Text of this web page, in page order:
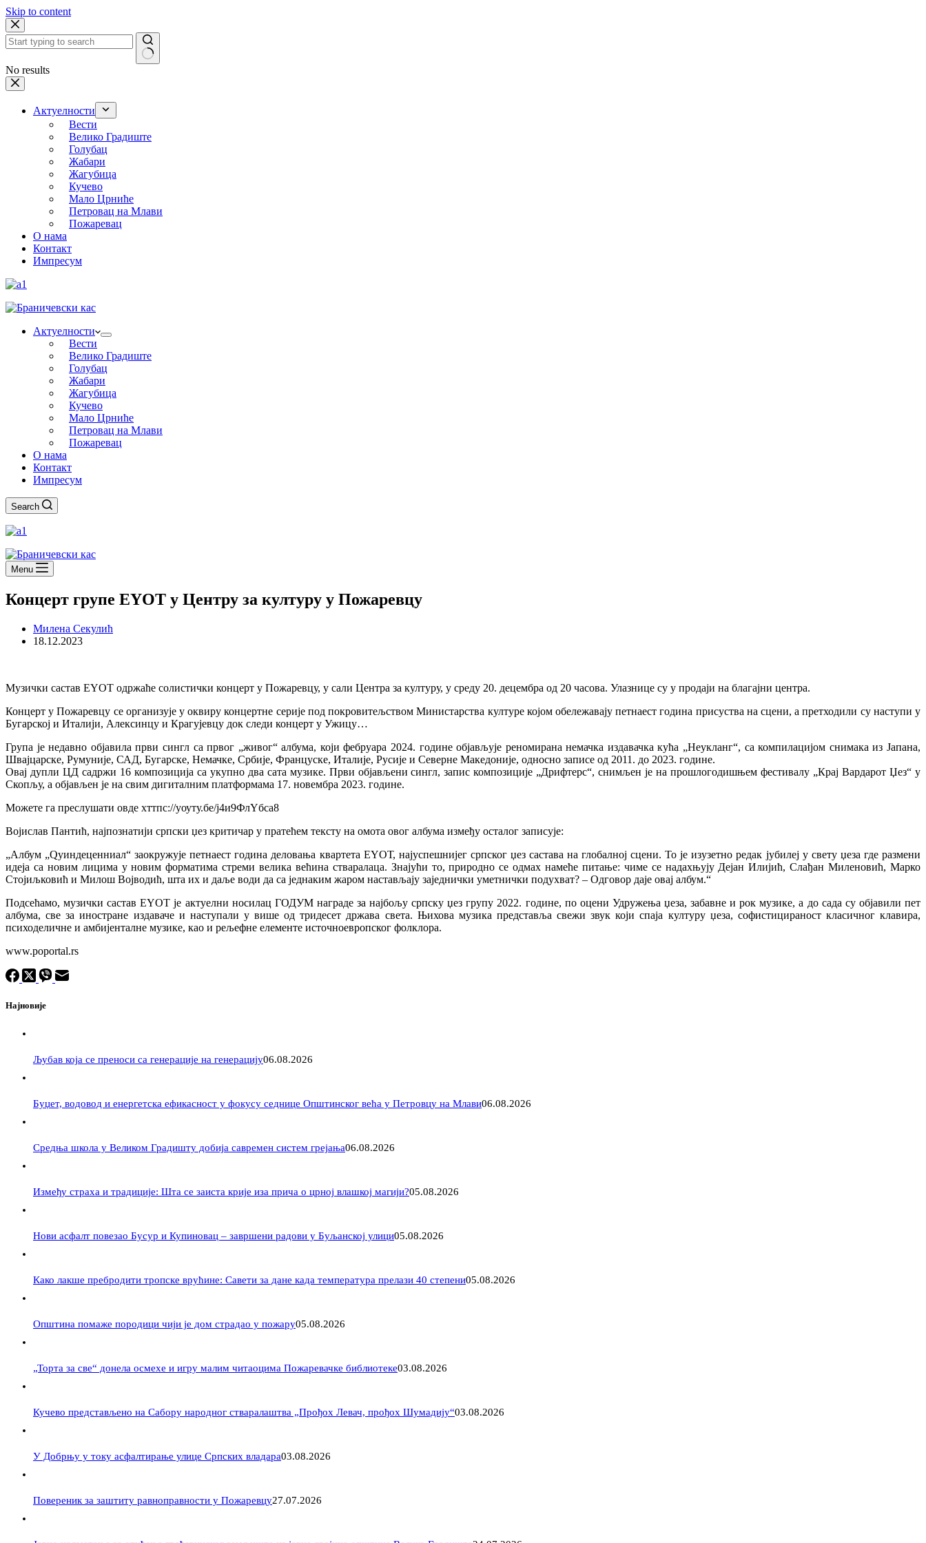
Skip to content
No results
Актуелности
Вести
Велико Градиште
Голубац
Жабари
Жагубица
Кучево
Мало Црниће
Петровац на Млави
Пожаревац
О нама
Контакт
Импресум
Актуелности
Вести
Велико Градиште
Голубац
Жабари
Жагубица
Кучево
Мало Црниће
Петровац на Млави
Пожаревац
О нама
Контакт
Импресум
Search
Menu
Концерт групе ЕYОТ у Центру за културу у Пожаревцу
Милена Секулић
18.12.2023
Музички састав ЕYОТ одржаће солистички концерт у Пожаревцу, у сали Центра за културу, у среду 20. децембра од 20 часова. Улазнице су у продаји на благајни центра.
Концерт у Пожаревцу се организује у оквиру концертне серије под покровитељством Министарства културе којом обележавају петнаест година присуства на сцени, а претходили су наступи у
Бугарској и Италији, Алексинцу и Крагујевцу док следи концерт у Ужицу…
Група је недавно објавила први сингл са првог „живог“ албума, који фебруара 2024. године објављује реномирана немачка издавачка кућа „Неукланг“, са компилацијом снимака из Јапана,
Швајцарске, Румуније, САД, Бугарске, Немачке, Србије, Француске, Италије, Русије и Северне Македоније, односно записе од 2011. до 2023. године.
Овај дупли ЦД садржи 16 композиција са укупно два сата музике. Први објављени сингл, запис композиције „Дрифтерс“, снимљен је на прошлогодишњем фестивалу „Крај Вардарот Џез“ у
Скопљу, а објављен је на свим дигиталним платформама 17. новембра 2023. године.
Можете га преслушати овде хттпс://yоуту.бе/ј4и9ФлYбса8
Војислав Пантић, најпознатији српски џез критичар у пратећем тексту на омота овог албума између осталог записује:
„Албум „Qуиндеценниал“ заокружује петнаест година деловања квартета ЕYОТ, најуспешнијег српског џез састава на глобалној сцени. То је изузетно редак јубилеј у свету џеза где размени
идеја са новим лицима у новим форматима стреми велика већина стваралаца. Знајући то, природно се одмах намеће питање: чиме се надахњују Дејан Илијић, Слађан Миленовић, Марко
Стојиљковић и Милош Војводић, шта их и даље води да са једнаким жаром настављају заједнички уметнички подухват? – Одговор даје овај албум.“
Подсећамо, музички састав ЕYОТ је актуелни носилац ГОДУМ награде за најбољу српску џез групу 2022. године, по оцени Удружења џеза, забавне и рок музике, а до сада су објавили пет
албума, све за иностране издаваче и наступали у више од тридесет држава света. Њихова музика представља свежи звук који спаја културу џеза, софистицираност класичног клавира,
психоделичне и амбијенталне музике, као и рељефне елементе источноевропског фолклора.
www.poportal.rs
Најновије
Љубав која се преноси са генерације на генерацију06.08.2026
Буџет, водовод и енергетска ефикасност у фокусу седнице Општинског већа у Петровцу на Млави06.08.2026
Средња школа у Великом Градишту добија савремен систем грејања06.08.2026
Између страха и традиције: Шта се заиста крије иза прича о црној влашкој магији?05.08.2026
Нови асфалт повезао Бусур и Купиновац – завршени радови у Буљанској улици05.08.2026
Како лакше пребродити тропске врућине: Савети за дане када температура прелази 40 степени05.08.2026
Општина помаже породици чији је дом страдао у пожару05.08.2026
„Торта за све“ донела осмехе и игру малим читаоцима Пожаревачке библиотеке03.08.2026
Кучево представљено на Сабору народног стваралаштва „Прођох Левач, прођох Шумадију“03.08.2026
У Добрњу у току асфалтирање улице Српских владара03.08.2026
Повереник за заштиту равноправности у Пожаревцу27.07.2026